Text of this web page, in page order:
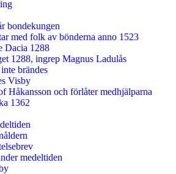
bondekungen
med folk av bönderna anno 1523
Dacia 1288
1288, ingrep Magnus Ladulås
brändes
Visby
Håkansson och förlåter medhjälparna
1362
medeltiden